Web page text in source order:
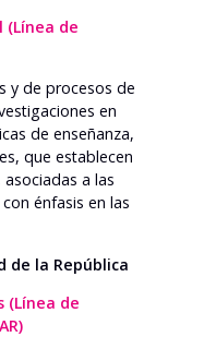
(Línea de
y de procesos de
en
de enseñanza,
que establecen
a las
énfasis en las
de la República
de